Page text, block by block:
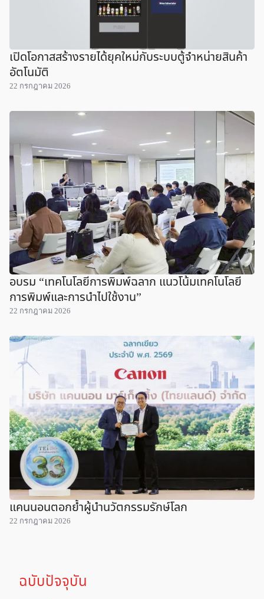
เปิดโอกาสสร้างรายได้ยุคใหม่กับระบบตู้จำหน่ายสินค้า
อัตโนมัติ
22 กรกฎาคม 2026
อบรม “เทคโนโลยีการพิมพ์ฉลาก แนวโน้มเทคโนโลยี
การพิมพ์และการนำไปใช้งาน”
22 กรกฎาคม 2026
แคนนอนตอกย้ำผู้นำนวัตกรรมรักษ์โลก
22 กรกฎาคม 2026
ฉบับปัจจุบัน